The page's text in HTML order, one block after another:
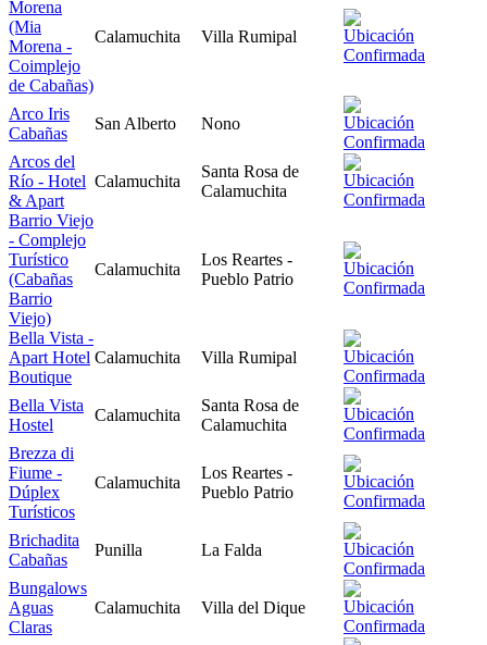
Morena
(Mia
Morena -
Coimplejo
de Cabañas)
Calamuchita Villa Rumipal
Arco Iris
Cabañas
San Alberto Nono
Arcos del
Río - Hotel
& Apart
Calamuchita
Santa Rosa de
Calamuchita
Barrio Viejo
- Complejo
Turístico
(Cabañas
Barrio
Viejo)
Calamuchita
Los Reartes -
Pueblo Patrio
Bella Vista -
Apart Hotel
Boutique
Calamuchita Villa Rumipal
Bella Vista
Hostel
Calamuchita
Santa Rosa de
Calamuchita
Brezza di
Fiume -
Dúplex
Turísticos
Calamuchita
Los Reartes -
Pueblo Patrio
Brichadita
Cabañas
Punilla La Falda
Bungalows
Aguas
Claras
Calamuchita Villa del Dique